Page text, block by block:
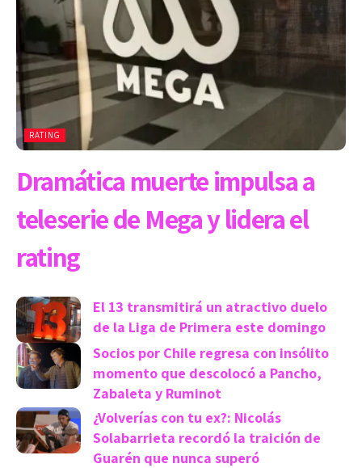
RATING
Dramática muerte impulsa a
teleserie de Mega y lidera el
rating
El 13 transmitirá un atractivo duelo
de la Liga de Primera este domingo
Socios por Chile regresa con insólito
momento que descolocó a Pancho,
Zabaleta y Ruminot
¿Volverías con tu ex?: Nicolás
Solabarrieta recordó la traición de
Guarén que nunca superó